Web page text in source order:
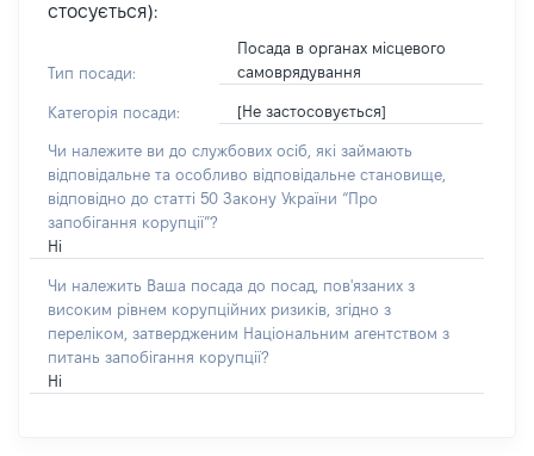
стосується):
Тип посади:
Посада в органах місцевого
самоврядування
Категорія посади: [Не застосовується]
Чи належите ви до службових осіб, які займають
відповідальне та особливо відповідальне становище,
відповідно до статті 50 Закону України “Про
запобігання корупції”?
Ні
Чи належить Ваша посада до посад, пов'язаних з
високим рівнем корупційних ризиків, згідно з
переліком, затвердженим Національним агентством з
питань запобігання корупції?
Ні